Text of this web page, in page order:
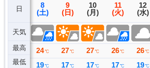
日
天気
最高
最低
7
(金)
30 ℃
20 ℃
8
(土)
24 ℃
19 ℃
9
(日)
27 ℃
17 ℃
10
(月)
27 ℃
17 ℃
11
(火)
26 ℃
17 ℃
12
(水)
26 ℃
19 ℃